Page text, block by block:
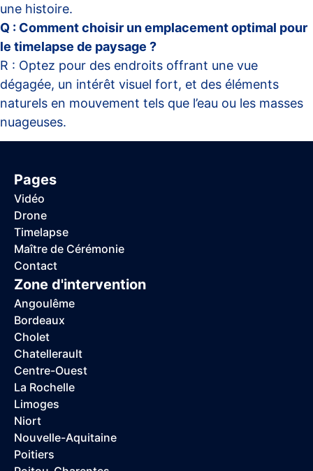
une histoire.
Q : Comment choisir un emplacement optimal pour
le timelapse de paysage ?
R : Optez pour des endroits offrant une vue
dégagée, un intérêt visuel fort, et des éléments
naturels en mouvement tels que l’eau ou les masses
nuageuses.
Pages
Vidéo
Drone
Timelapse
Maître de Cérémonie
Contact
Zone d'intervention
Angoulême
Bordeaux
Cholet
Chatellerault
Centre-Ouest
La Rochelle
Limoges
Niort
Nouvelle-Aquitaine
Poitiers